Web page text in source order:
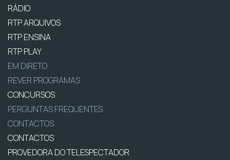
RÁDIO
RTP ARQUIVOS
RTP ENSINA
RTP PLAY
EM DIRETO
REVER PROGRAMAS
CONCURSOS
PERGUNTAS FREQUENTES
CONTACTOS
CONTACTOS
PROVEDORA DO TELESPECTADOR